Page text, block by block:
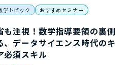
学トピック おすすめセミナー
も注視！数学指導要領の裏側
、データサイエンス時代のキ
必須スキル